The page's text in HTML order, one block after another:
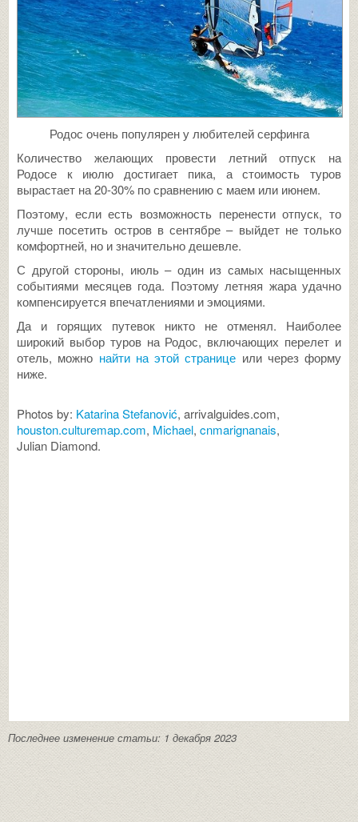
Родос очень популярен у любителей серфинга
Количество желающих провести летний отпуск на
Родосе к июлю достигает пика, а стоимость туров
вырастает на 20-30% по сравнению с маем или июнем.
Поэтому, если есть возможность перенести отпуск, то
лучше посетить остров в сентябре – выйдет не только
комфортней, но и значительно дешевле.
С другой стороны, июль – один из самых насыщенных
событиями месяцев года. Поэтому летняя жара удачно
компенсируется впечатлениями и эмоциями.
Да и горящих путевок никто не отменял. Наиболее
широкий выбор туров на Родос, включающих перелет и
отель, можно найти на этой странице или через форму
ниже.
Photos by: Katarina Stefanović, arrivalguides.com,
houston.culturemap.com, Michael, cnmarignanais,
Julian Diamond.
Последнее изменение статьи: 1 декабря 2023